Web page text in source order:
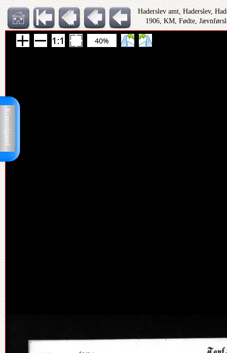
Kontrolpanel
Haderslev amt, Haderslev,
1906, KM, Fødte,
40%